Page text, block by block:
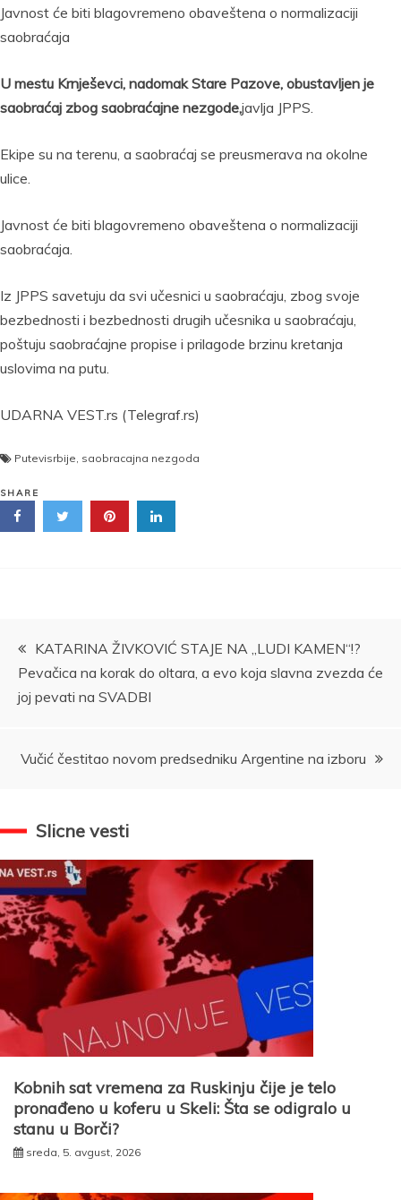
Javnost će biti blagovremeno obaveštena o normalizaciji
saobraćaja
U mestu Krnješevci, nadomak Stare Pazove, obustavljen je
saobraćaj zbog saobraćajne nezgode,javlja JPPS.
Ekipe su na terenu, a saobraćaj se preusmerava na okolne
ulice.
Javnost će biti blagovremeno obaveštena o normalizaciji
saobraćaja.
Iz JPPS savetuju da svi učesnici u saobraćaju, zbog svoje
bezbednosti i bezbednosti drugih učesnika u saobraćaju,
poštuju saobraćajne propise i prilagode brzinu kretanja
uslovima na putu.
UDARNA VEST.rs (Telegraf.rs)
Putevisrbije, saobracajna nezgoda
SHARE
Kretanje
članka
KATARINA ŽIVKOVIĆ STAJE NA „LUDI KAMEN“!?
Pevačica na korak do oltara, a evo koja slavna zvezda će
joj pevati na SVADBI
Vučić čestitao novom predsedniku Argentine na izboru
Slicne vesti
Kobnih sat vremena za Ruskinju čije je telo
pronađeno u koferu u Skeli: Šta se odigralo u
stanu u Borči?
sreda, 5. avgust, 2026